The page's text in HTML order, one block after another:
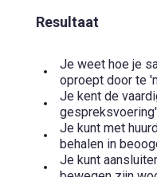
Resultaat
Je weet hoe je
oproept door te
Je kent de
Je kunt met
behalen in
Je kunt